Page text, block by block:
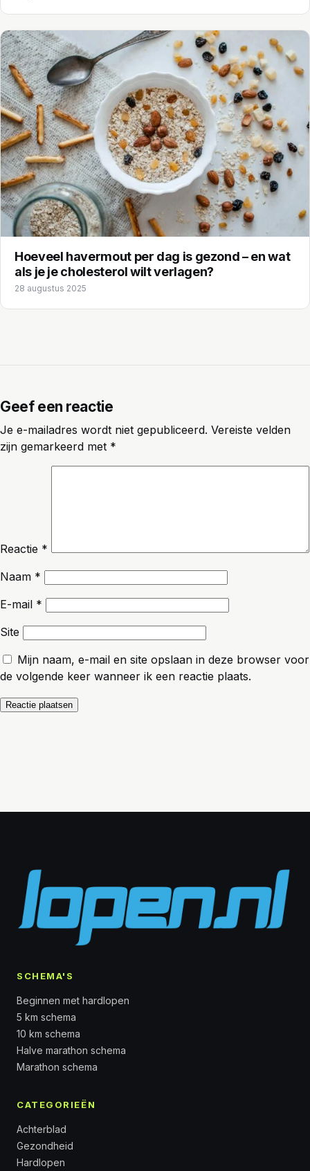
Hoeveel havermout per dag is gezond – en wat
als je je cholesterol wilt verlagen?
28 augustus 2025
Geef een reactie
Je e-mailadres wordt niet gepubliceerd. Vereiste velden
zijn gemarkeerd met *
Reactie *
Naam *
E-mail *
Site
Mijn naam, e-mail en site opslaan in deze browser voor
de volgende keer wanneer ik een reactie plaats.
SCHEMA'S
Beginnen met hardlopen
5 km schema
10 km schema
Halve marathon schema
Marathon schema
CATEGORIEËN
Achterblad
Gezondheid
Hardlopen